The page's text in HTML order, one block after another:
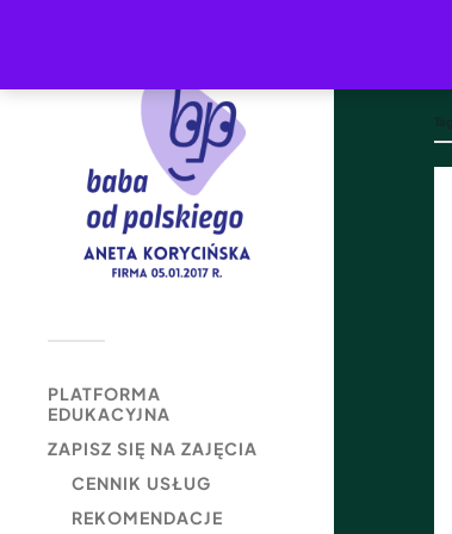
PLATFORMA
EDUKACYJNA
ZAPISZ SIĘ NA ZAJĘCIA
CENNIK USŁUG
REKOMENDACJE